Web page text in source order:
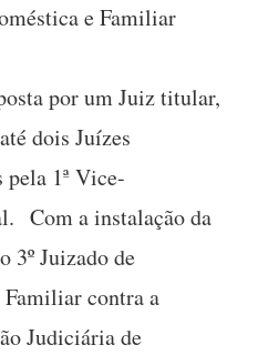
e Familiar
por um Juiz titular,
dois Juízes
pela 1ª Vice-
Com a instalação da
3º Juizado de
contra a
Judiciária de